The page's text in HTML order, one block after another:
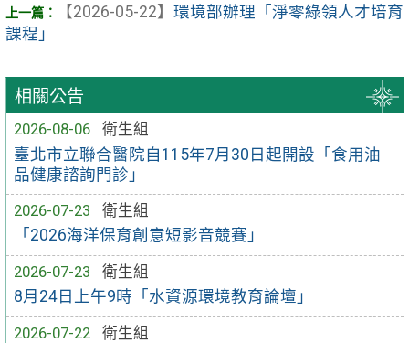
相關公告
2026-08-06
衛生組
臺北市立聯合醫院自115年7月30日起開設「食用油
品健康諮詢門診」
2026-07-23
衛生組
「2026海洋保育創意短影音競賽」
2026-07-23
衛生組
8月24日上午9時「水資源環境教育論壇」
2026-07-22
衛生組
【2026-05-22】 環境部辦理「淨零綠領人才培育
課程」